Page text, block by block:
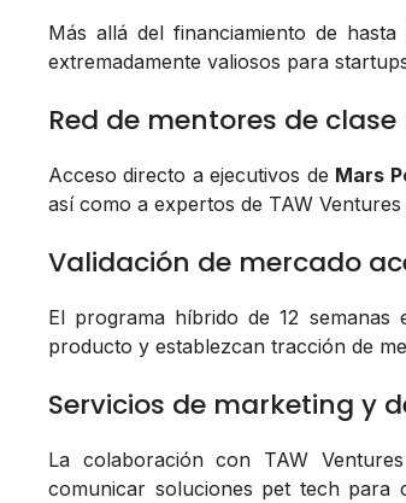
Más allá del financiamiento de
extremadamente valiosos para
Red de mentores de
Acceso directo a ejecutivos de Mars
así como a expertos de TAW
Validación de mercado
El programa híbrido de 12
producto y establezcan tracción de
Servicios de marketing y
La colaboración con TAW
comunicar soluciones pet tech para